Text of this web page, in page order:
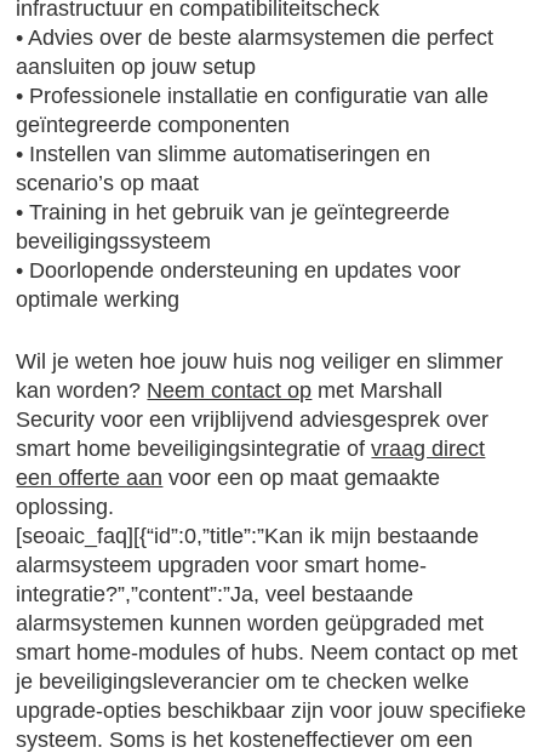
infrastructuur en compatibiliteitscheck
• Advies over de beste alarmsystemen die perfect
aansluiten op jouw setup
• Professionele installatie en configuratie van alle
geïntegreerde componenten
• Instellen van slimme automatiseringen en
scenario’s op maat
• Training in het gebruik van je geïntegreerde
beveiligingssysteem
• Doorlopende ondersteuning en updates voor
optimale werking
Wil je weten hoe jouw huis nog veiliger en slimmer
kan worden? Neem contact op met Marshall
Security voor een vrijblijvend adviesgesprek over
smart home beveiligingsintegratie ofvraag direct
een offerte aan voor een op maat gemaakte
oplossing.
[seoaic_faq][{“id”:0,”title”:”Kan ik mijn bestaande
alarmsysteem upgraden voor smart home-
integratie?”,”content”:”Ja, veel bestaande
alarmsystemen kunnen worden geüpgraded met
smart home-modules of hubs. Neem contact op met
je beveiligingsleverancier om te checken welke
upgrade-opties beschikbaar zijn voor jouw specifieke
systeem. Soms is het kosteneffectiever om een